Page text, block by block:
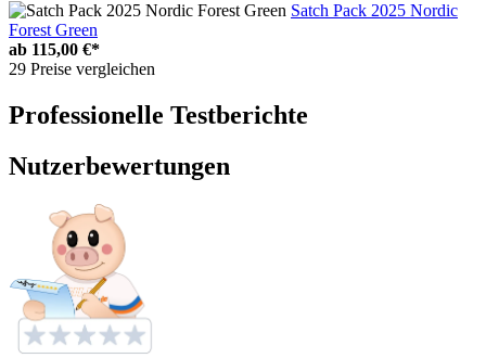
Satch Pack 2025 Nordic
Forest Green
ab 115,00 €*
29 Preise vergleichen
Professionelle Testberichte
Nutzerbewertungen